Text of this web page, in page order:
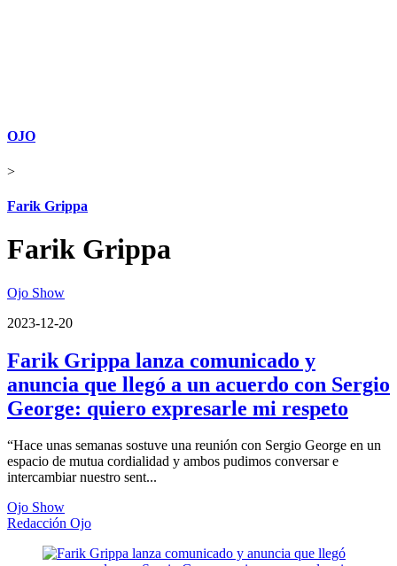
OJO
>
Farik Grippa
Farik Grippa
Ojo Show
2023-12-20
Farik Grippa lanza comunicado y
anuncia que llegó a un acuerdo con Sergio
George: quiero expresarle mi respeto
“Hace unas semanas sostuve una reunión con Sergio George en un
espacio de mutua cordialidad y ambos pudimos conversar e
intercambiar nuestro sent...
Ojo Show
Redacción Ojo